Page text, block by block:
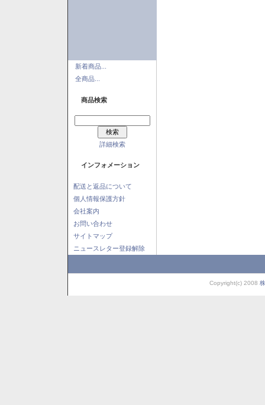
新着商品...
全商品...
商品検索
詳細検索
インフォメーション
配送と返品について
個人情報保護方針
会社案内
お問い合わせ
サイトマップ
ニュースレター登録解除
Copyright(c) 2008